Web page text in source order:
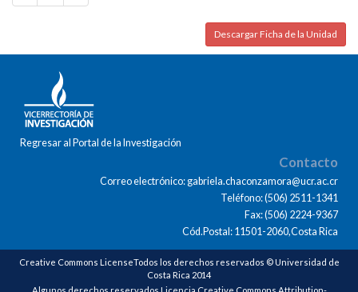
Descargar Ficha de la Unidad
Regresar al Portal de la Investigación
Contacto
Correo electrónico: gabriela.chaconzamora@ucr.ac.cr
Teléfono: (506) 2511-1341
Fax: (506) 2224-9367
Cód.Postal: 11501-2060,Costa Rica
Creative Commons LicenseTodos los derechos reservados © Universidad de
Costa Rica 2014